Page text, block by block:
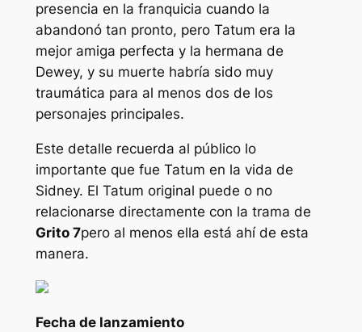
presencia en la franquicia cuando la
abandonó tan pronto, pero Tatum era la
mejor amiga perfecta y la hermana de
Dewey, y su muerte habría sido muy
traumática para al menos dos de los
personajes principales.
Este detalle recuerda al público lo
importante que fue Tatum en la vida de
Sidney. El Tatum original puede o no
relacionarse directamente con la trama de
Grito 7pero al menos ella está ahí de esta
manera.
Fecha de lanzamiento